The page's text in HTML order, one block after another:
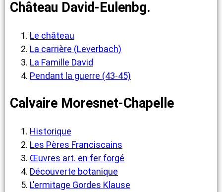
Château David-Eulenbg.
Le château
La carrière (Leverbach)
La Famille David
Pendant la guerre (43-45)
Calvaire Moresnet-Chapelle
Historique
Les Pères Franciscains
Œuvres art. en fer forgé
Découverte botanique
L'ermitage Gordes Klause